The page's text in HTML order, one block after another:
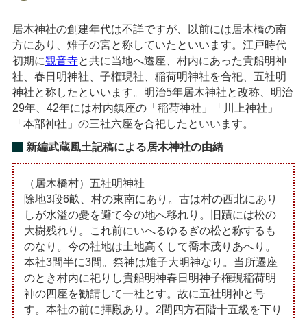
居木神社の創建年代は不詳ですが、以前には居木橋の南
方にあり、雉子の宮と称していたといいます。江戸時代
初期に観音寺と共に当地へ遷座、村内にあった貴船明神
社、春日明神社、子権現社、稲荷明神社を合祀、五社明
神社と称したといいます。明治5年居木神社と改称、明治
29年、42年には村内鎮座の「稲荷神社」「川上神社」
「本部神社」の三社六座を合祀したといいます。
新編武蔵風土記稿による居木神社の由緒
（居木橋村）五社明神社
除地3段6畝、村の東南にあり。古は村の西北にあり
しが水溢の憂を避て今の地へ移れり。旧蹟には松の
大樹残れり。これ前にいへるゆるぎの松と称するも
のなり。今の社地は土地高くして喬木茂りあへり。
本社3間半に3間。祭神は雉子大明神なり。当所遷座
のとき村内に祀りし貴船明神春日明神子権現稲荷明
神の四座を勧請して一社とす。故に五社明神と号
す。本社の前に拝殿あり。2間四方石階十五級を下り